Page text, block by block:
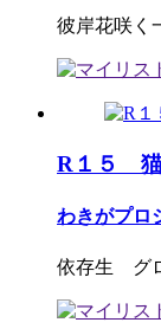
彼岸花咲く
R１５ 猫
わきがプロ
依存生 グ